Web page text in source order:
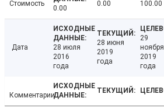
Стоимость
0.00
0.00 100.00
Дата
28 июля
2016
года
28 июня
2019
года
29
ноября
2019
года
Комментарии